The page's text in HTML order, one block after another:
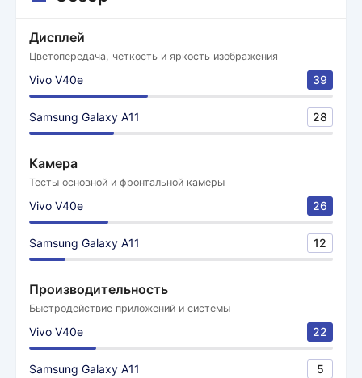
Дисплей
Цветопередача, четкость и яркость изображения
Vivo V40e 39
Samsung Galaxy A11 28
Камера
Тесты основной и фронтальной камеры
Vivo V40e 26
Samsung Galaxy A11 12
Производительность
Быстродействие приложений и системы
Vivo V40e 22
Samsung Galaxy A11 5